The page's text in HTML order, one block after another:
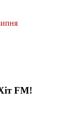
FM!